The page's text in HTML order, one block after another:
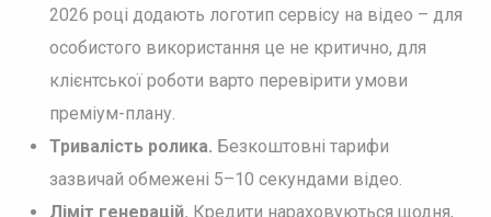
2026 році додають логотип сервісу на відео – для
особистого використання це не критично, для
клієнтської роботи варто перевірити умови
преміум-плану.
Тривалість ролика. Безкоштовні тарифи
зазвичай обмежені 5–10 секундами відео.
Ліміт генерацій. Кредити нараховуються щодня,